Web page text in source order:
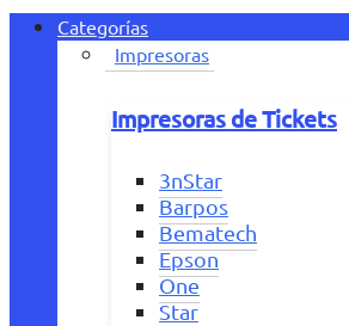
Categorías
Impresoras
Impresoras de Tickets
3nStar
Barpos
Bematech
Epson
One
Star